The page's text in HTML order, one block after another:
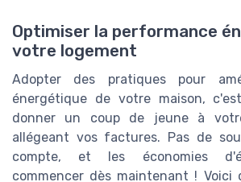
Optimiser la performance
votre logement
Adopter des pratiques pour
énergétique de votre maison,
donner un coup de jeune à
allégeant vos factures. Pas de
compte, et les économies
commencer dès maintenant ! Voici